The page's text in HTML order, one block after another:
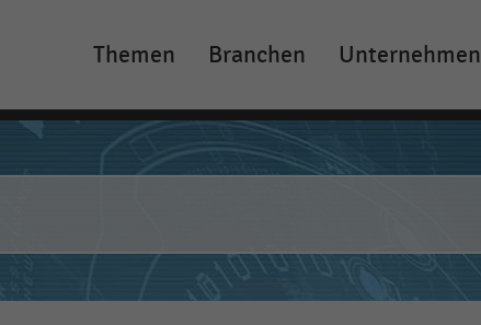
Main
navigation
Themen Branchen Unternehmen